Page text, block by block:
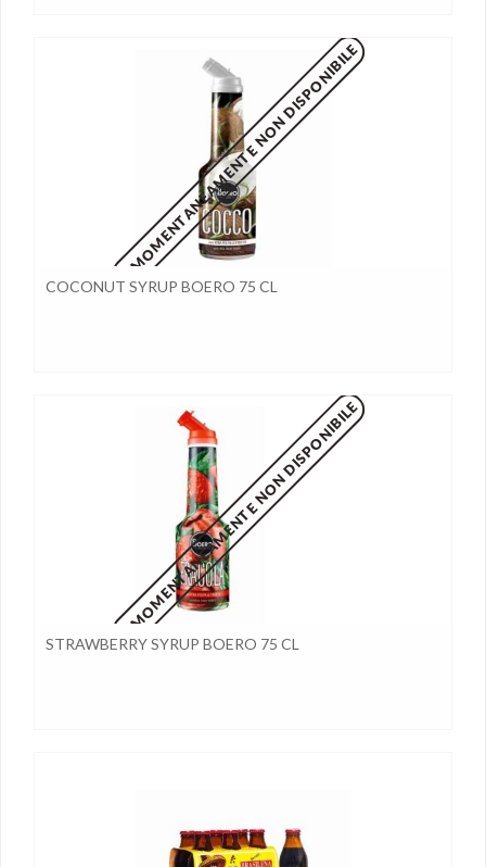
MOMENTANEAMENTE NON DISPONIBILE
COCONUT SYRUP BOERO 75 CL
MOMENTANEAMENTE NON DISPONIBILE
STRAWBERRY SYRUP BOERO 75 CL